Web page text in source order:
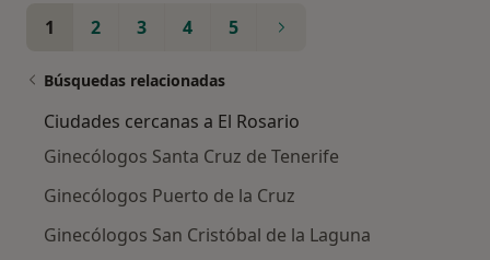
1 2 3 4 5
Búsquedas relacionadas
Ciudades cercanas a El Rosario
Ginecólogos Santa Cruz de Tenerife
Ginecólogos Puerto de la Cruz
Ginecólogos San Cristóbal de la Laguna